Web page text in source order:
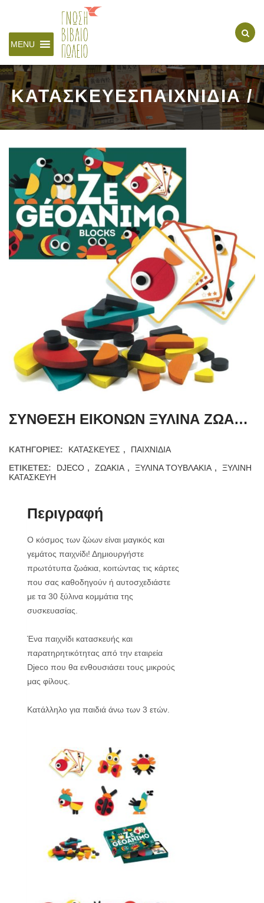
MENU
ΚΑΤΑΣΚΕΥΕΣΠΑΙΧΝΙΔΙΑ /
ΣΥΝΘΕΣΗ ΕΙΚΟΝΩΝ ΞΥΛΙΝΑ ΖΩΑΚΙΑ – GEOANIMO!
ΚΑΤΗΓΟΡΊΕΣ: ΚΑΤΑΣΚΕΥΕΣ ,
ΠΑΙΧΝΙΔΙΑ
ΕΤΙΚΈΤΕΣ:
DJECO , ΖΩΑΚΙΑ , ΞΥΛΙΝΑ ΤΟΥΒΛΑΚΙΑ ,
ΞΥΛΙΝΗ
ΚΑΤΑΣΚΕΥΗ
Περιγραφή
Ο κόσμος των ζώων είναι μαγικός και
γεμάτος παιχνίδι! Δημιουργήστε
πρωτότυπα ζωάκια, κοιτώντας τις κάρτες
που σας καθοδηγούν ή αυτοσχεδιάστε
με τα 30 ξύλινα κομμάτια της
συσκευασίας.
Ένα παιχνίδι κατασκευής και
παρατηρητικότητας από την εταιρεία
Djeco που θα ενθουσιάσει τους μικρούς
μας φίλους.
Κατάλληλο για παιδιά άνω των 3 ετών.